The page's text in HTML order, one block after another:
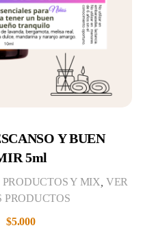
Y BUEN
5ml
$5.000
PRODUCTOS Y MIX VER
PRODUCTOS